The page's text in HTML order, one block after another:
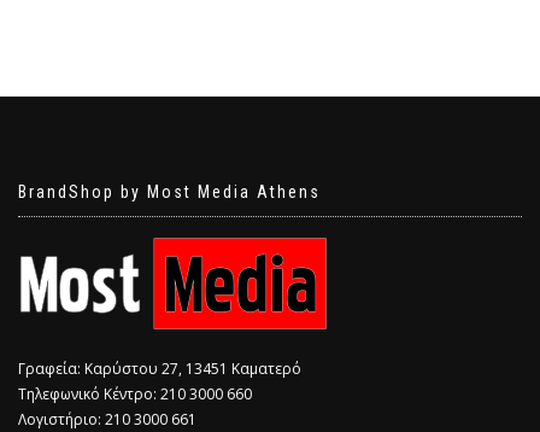
BrandShop by Most Media Athens
Γραφεία: Καρύστου 27, 13451 Καματερό
Τηλεφωνικό Κέντρο: 210 3000 660
Λογιστήριο: 210 3000 661